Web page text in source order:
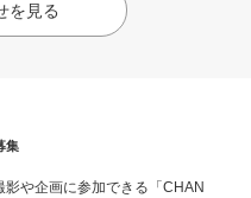
を見る
集
影や企画に参加できる「CHAN